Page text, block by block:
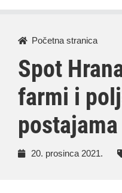
Početna stranica
Spot
farmi i
postajama
20. prosinca 2021.